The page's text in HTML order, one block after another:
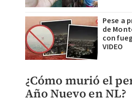
Pese a
de
con
VIDEO
¿Cómo murió el
Año Nuevo en NL?